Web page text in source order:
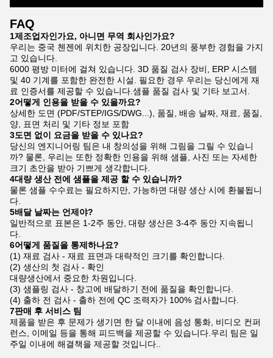
FAQ
1제조업자인가요, 아니면 무역 회사인가요?
우리는 중국 첸젠에 위치한 공장입니다. 20년의 풍부한 경험을 가지
고 있습니다.
6000 평방 미터에 걸쳐 있습니다. 3D 품질 검사 장비, ERP 시스템
및 40 기계를 포함한 완전한 시설. 필요한 경우 우리는 당신에게 재
료 인증서를 제공할 수 있습니다.샘플 품질 검사 및 기타 보고서.
2어떻게 인용을 받을 수 있을까요?
상세한 도면 (PDF/STEP/IGS/DWG...), 품질, 배송 날짜, 재료, 품질,
양, 표면 처리 및 기타 정보 포함
3도면 없이 요금을 받을 수 있나요?
당신의 엔지니어링 팀은 내 창의성을 위해 그림을 그릴 수 있습니
까? 물론, 우리는 또한 정확한 인용을 위해 샘플, 사진 또는 자세한
크기 초안을 받아 기쁘게 생각합니다.
4대량 생산 전에 샘플을 제공 할 수 있습니까?
물론 샘플 수수료는 필요하지만, 가능하면 대량 생산 시에 환불됩니
다.
5배달 날짜는 언제야?
일반적으로 표본은 1-2주 동안, 대량 생산은 3-4주 동안 지속됩니
다.
6어떻게 품질을 통제하나요?
(1) 재료 검사 - 재료 표면과 대략적인 크기를 확인합니다.
(2) 생산의 첫 검사 - 확인
대량생산에서 중요한 차원입니다.
(3) 샘플링 검사 - 창고에 배달하기 전에 품질을 확인합니다.
(4) 출하 전 검사 - 출하 전에 QC 조력자가 100% 검사합니다.
7판매 후 서비스 팀
제품을 받은 후 문제가 생기면 한 달 이내에 음성 통화, 비디오 컨퍼
런스, 이메일 등을 통해 피드백을 제공할 수 있습니다.우리 팀은 일
주일 이내에 해결책을 제공할 것입니다..